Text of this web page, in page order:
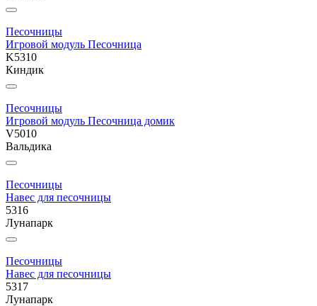
Песочницы
Игровой модуль Песочница
K5310
Киндик
Песочницы
Игровой модуль Песочница домик
V5010
Вальдика
Песочницы
Навес для песочницы
5316
Лунапарк
Песочницы
Навес для песочницы
5317
Лунапарк